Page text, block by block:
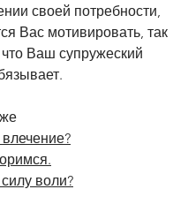
своей потребности,
Вас мотивировать, так
что Ваш супружеский
воли?